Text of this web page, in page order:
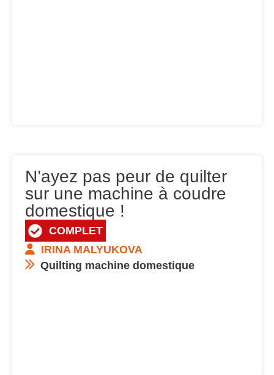
N’ayez pas peur de quilter
sur une machine à coudre
domestique !
COMPLET
IRINA MALYUKOVA
Quilting machine domestique